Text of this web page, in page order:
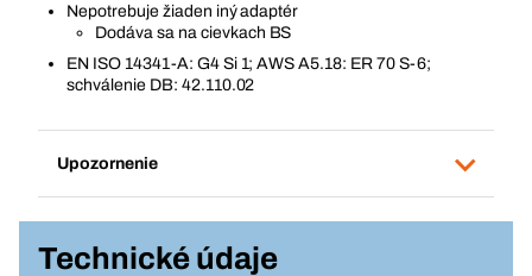
Nepotrebuje žiaden iný adaptér
Dodáva sa na cievkach BS
EN ISO 14341-A: G4 Si 1; AWS A5.18: ER 70 S-6;
schválenie DB: 42.110.02
Upozornenie
Technické údaje